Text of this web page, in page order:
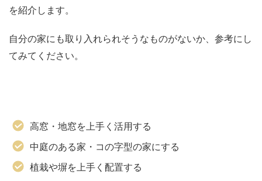
を紹介します。
自分の家にも取り入れられそうなものがないか、参考にし
てみてください。
高窓・地窓を上手く活用する
中庭のある家・コの字型の家にする
植栽や塀を上手く配置する